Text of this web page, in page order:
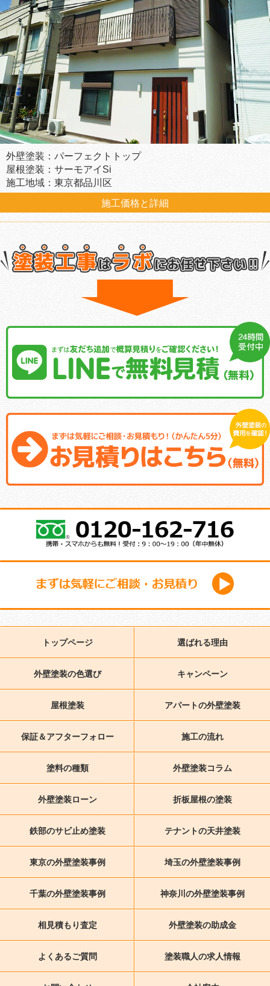
外壁塗装：パーフェクトトップ
屋根塗装：サーモアイSi
施工地域：東京都品川区
施工価格と詳細
トップページ 選ばれる理由
外壁塗装の色選び キャンペーン
屋根塗装 アパートの外壁塗装
保証＆アフターフォロー 施工の流れ
塗料の種類 外壁塗装コラム
外壁塗装ローン 折板屋根の塗装
鉄部のサビ止め塗装 テナントの天井塗装
東京の外壁塗装事例 埼玉の外壁塗装事例
千葉の外壁塗装事例 神奈川の外壁塗装事例
相見積もり査定 外壁塗装の助成金
よくあるご質問 塗装職人の求人情報